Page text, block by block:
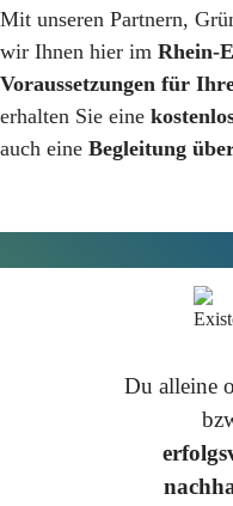
Mit unseren Partnern,
wir Ihnen hier im Rhein-
Voraussetzungen für
erhalten Sie eine
auch eine Begleitung
Du alleine